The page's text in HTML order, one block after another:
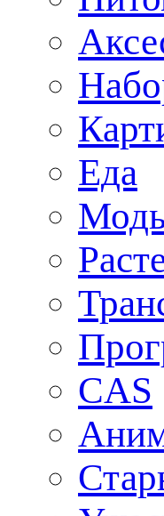
Еда
CAS